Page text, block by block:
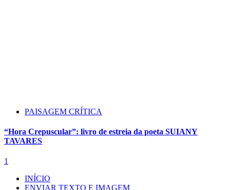
PAISAGEM CRÍTICA
“Hora Crepuscular”: livro de estreia da poeta SUIANY
TAVARES
1
INÍCIO
ENVIAR TEXTO E IMAGEM